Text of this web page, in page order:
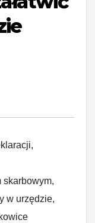
,
skarbowym,
w urzędzie,